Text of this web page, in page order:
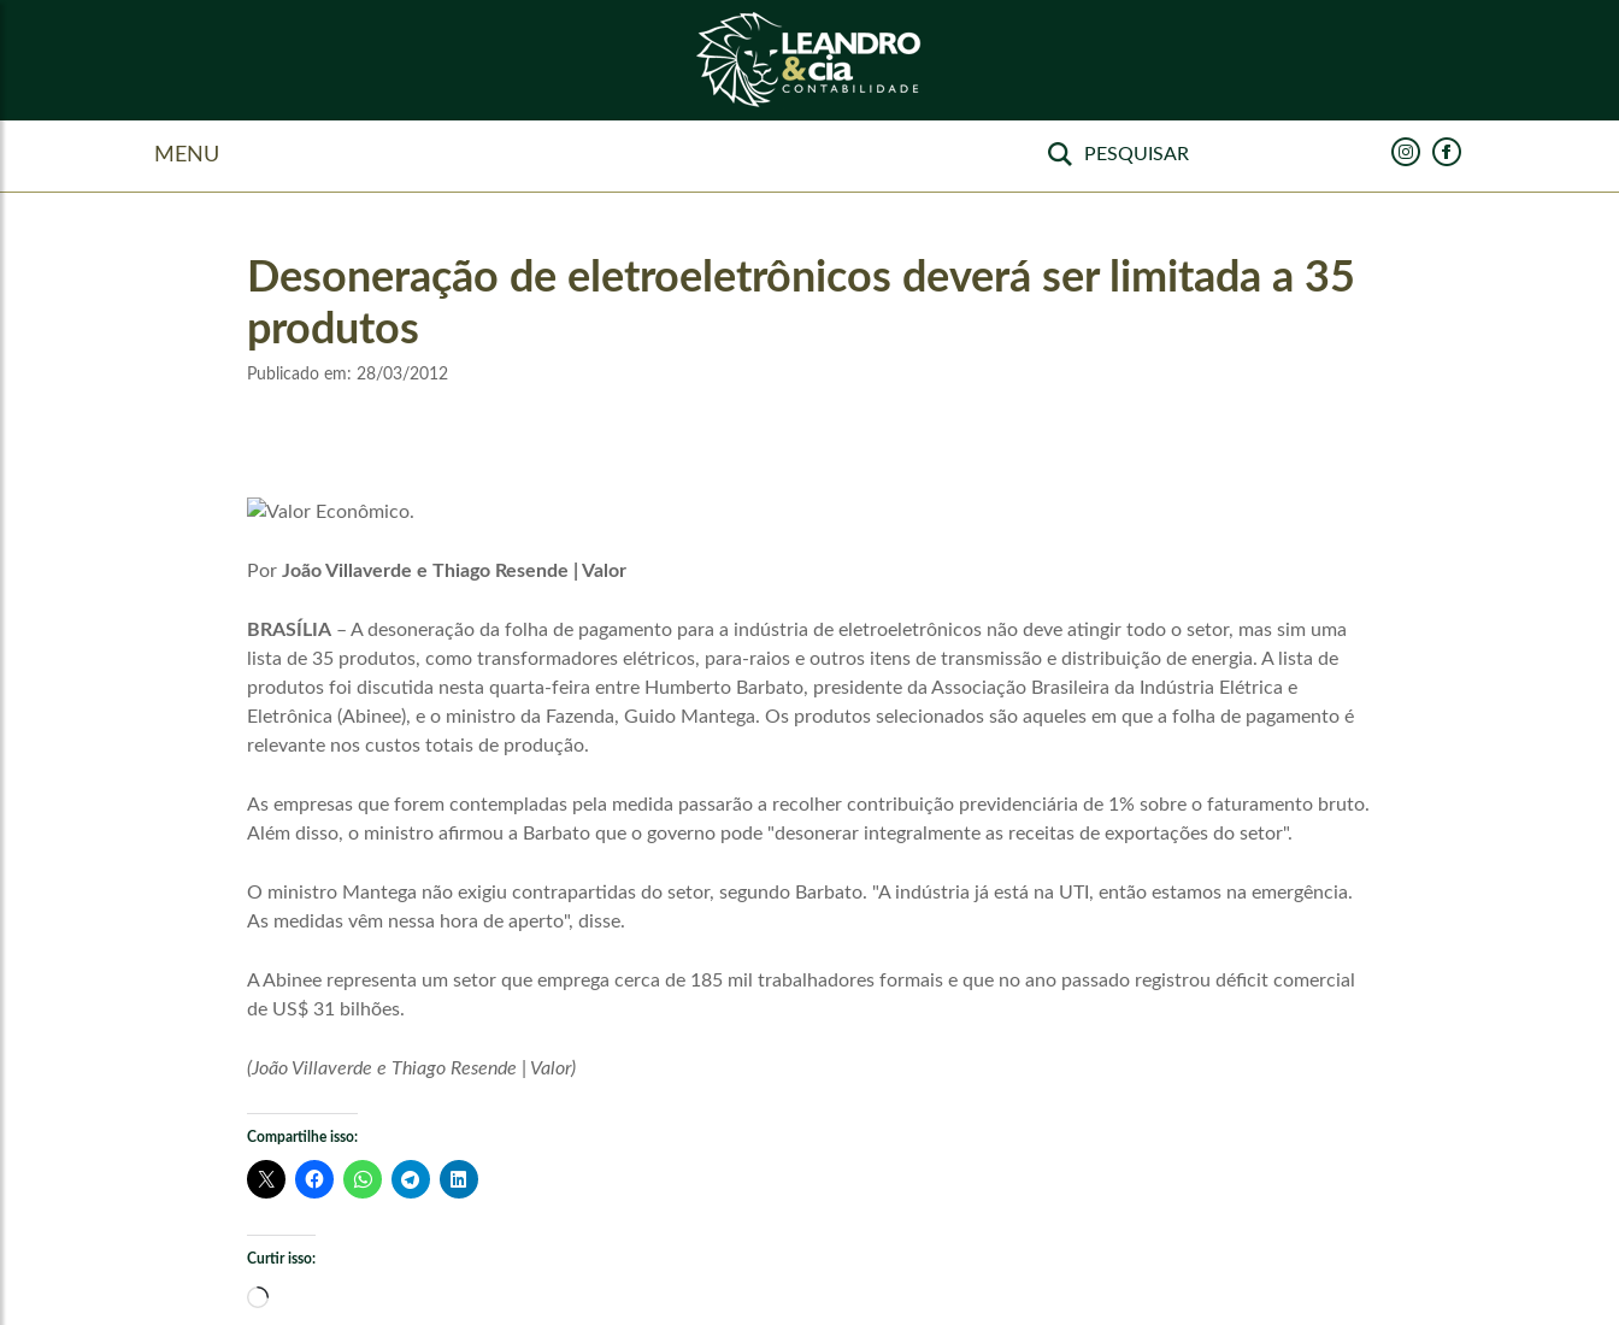
MENU
Desoneração de eletroeletrônicos deverá ser limitada a 35
produtos
Publicado em: 28/03/2012
Por João Villaverde e Thiago Resende | Valor
BRASÍLIA– A desoneração da folha de pagamento para a indústria de eletroeletrônicos não deve atingir todo o setor, mas sim uma
lista de 35 produtos, como transformadores elétricos, para-raios e outros itens de transmissão e distribuição de energia. A lista de
produtos foi discutida nesta quarta-feira entre Humberto Barbato, presidente da Associação Brasileira da Indústria Elétrica e
Eletrônica (Abinee), e o ministro da Fazenda, Guido Mantega. Os produtos selecionados são aqueles em que a folha de pagamento é
relevante nos custos totais de produção.
As empresas que forem contempladas pela medida passarão a recolher contribuição previdenciária de 1% sobre o faturamento bruto.
Além disso, o ministro afirmou a Barbato que o governo pode "desonerar integralmente as receitas de exportações do setor".
O ministro Mantega não exigiu contrapartidas do setor, segundo Barbato. "A indústria já está na UTI, então estamos na emergência.
As medidas vêm nessa hora de aperto", disse.
A Abinee representa um setor que emprega cerca de 185 mil trabalhadores formais e que no ano passado registrou déficit comercial
de US$ 31 bilhões.
(João Villaverde e Thiago Resende | Valor)
Compartilhe isso:
Curtir isso:
Carregando...